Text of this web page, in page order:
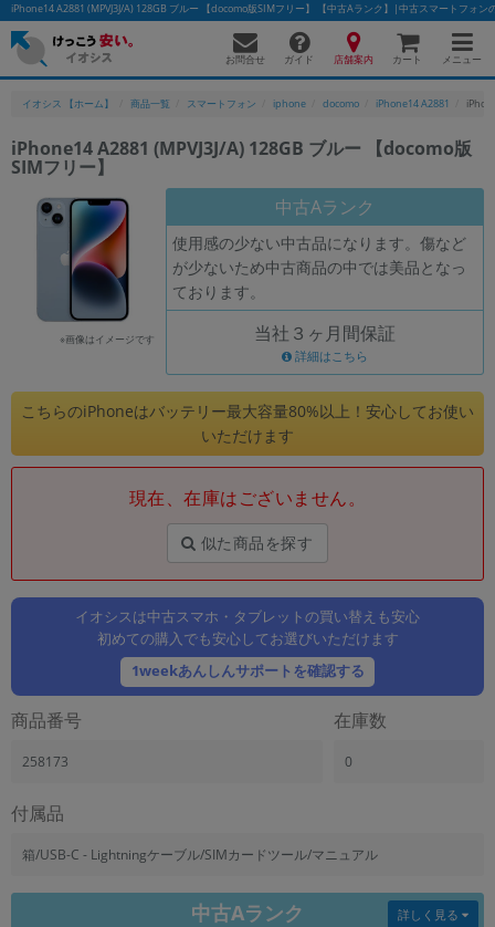
iPhone14 A2881 (MPVJ3J/A) 128GB ブルー 【docomo版SIMフリー】 【中古Aランク】|中古スマートフォン
お問合せ ガイド 店舗案内 カート メニュー
イオシス 【ホーム】 商品一覧 スマートフォン iphone docomo iPhone14 A2881
iPhone14 A2881 (MPVJ3J/A) 128GB ブルー 【docomo版
SIMフリー】
※画像はイメージです
中古Aランク
使用感の少ない中古品になります。傷など
が少ないため中古商品の中では美品となっ
ております。
当社３ヶ月間保証
詳細はこちら
こちらのiPhoneはバッテリー最大容量80%以上！安心してお使い
いただけます
現在、在庫はございません。
似た商品を探す
イオシスは中古スマホ・タブレットの買い替えも安心
初めての購入でも安心してお選びいただけます
1weekあんしんサポートを確認する
商品番号
258173
在庫数
0
付属品
箱/USB-C - Lightningケーブル/SIMカードツール/マニュアル
中古Aランク 詳しく見る
かんたんパソコン検索に切り替える
フリーワード
除外ワード
人気の検索ワード： Let's note
「スマートフォン」「タブレット」など
シリーズ
「iPhone」「Xperia」「Galaxy」など
「Apple」「SONY」「SHARP」など
機能・特徴
商品の搭載機能による絞り込み
「5G対応」「防水」「ワンセグ」など
ドライブ
ドライブの絞り込み
ランク
「新品」「未使用」「中古」など
CPU